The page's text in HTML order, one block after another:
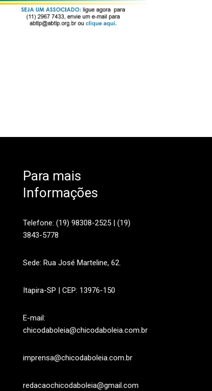
Para mais
Informações
Telefone: (19) 98308-2525 | (19)
3843-5778
Sede: Rua José Marteline, 62.
Itapira-SP | CEP: 13976-150
E-mail:
chicodaboleia@chicodaboleia.com.br
imprensa@chicodaboleia.com.br
redacaochicodaboleia@gmail.com